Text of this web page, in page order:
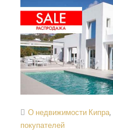
О недвижимости Кипра,
покупателей